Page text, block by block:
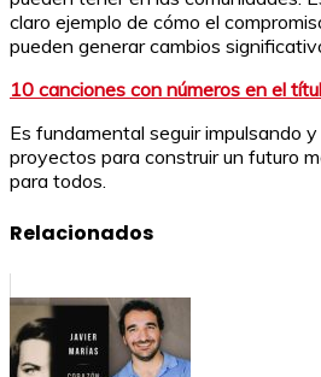
claro ejemplo de cómo el
pueden generar cambios
10 canciones con números en el
Es fundamental seguir impulsando
proyectos para construir un futuro
para todos.
Relacionados